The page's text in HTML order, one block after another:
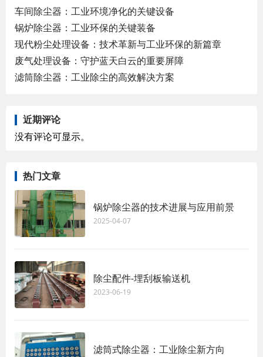
车间除尘器：工业环境净化的关键设备
锅炉除尘器：工业环保的关键装备
现代粉尘处理设备：技术革新与工业环保的新篇章
废气处理设备：守护蓝天白云的重要屏障
滤筒除尘器：工业除尘的高效解决方案
近期评论
没有评论可显示。
热门文章
锅炉除尘器的技术进展与应用前景
2025-04-07
除尘配件-埋刮板输送机
2023-06-19
滤筒式除尘器：工业除尘新方向